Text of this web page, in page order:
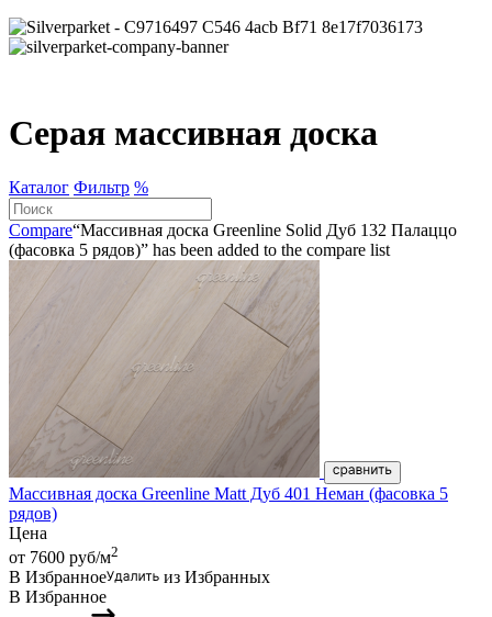
Серая массивная доска
Каталог Фильтр %
Compare“Массивная доска Greenline Solid Дуб 132 Палаццо
(фасовка 5 рядов)” has been added to the compare list
Массивная доска Greenline Matt Дуб 401 Неман (фасовка 5
рядов)
Цена
от 7600 руб/м2
В Избранное
из Избранных
В Избранное